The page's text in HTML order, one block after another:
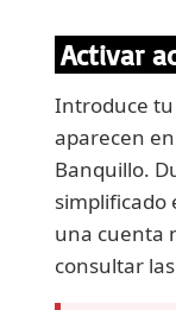
Activar
Introduce tu
aparecen
Banquillo.
simplificado
una cuenta
consultar